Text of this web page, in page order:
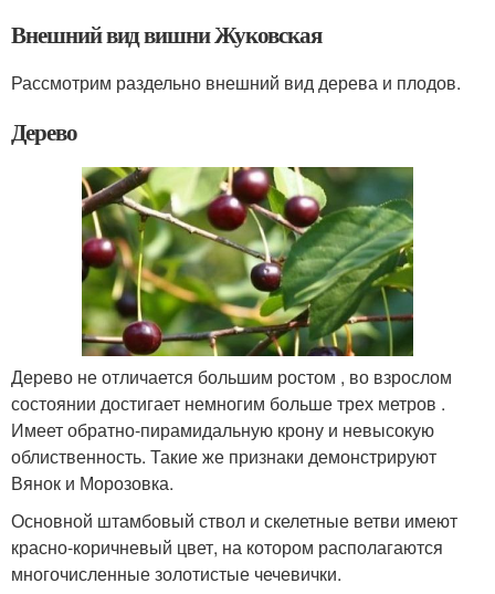
Внешний вид вишни Жуковская
Рассмотрим раздельно внешний вид дерева и плодов.
Дерево
Дерево не отличается большим ростом , во взрослом
состоянии достигает немногим больше трех метров .
Имеет обратно-пирамидальную крону и невысокую
облиственность. Такие же признаки демонстрируют
Вянок и Морозовка.
Основной штамбовый ствол и скелетные ветви имеют
красно-коричневый цвет, на котором располагаются
многочисленные золотистые чечевички.